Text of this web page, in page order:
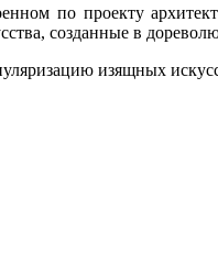
по проекту
созданные в
изящных